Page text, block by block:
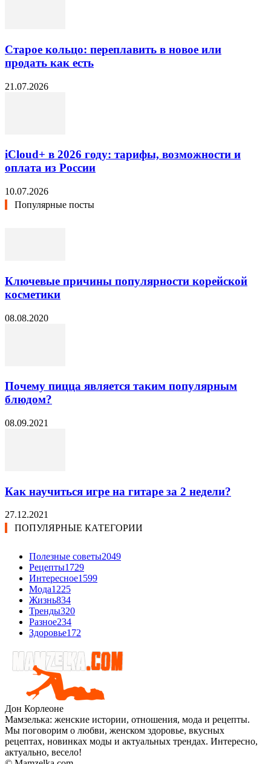
Старое кольцо: переплавить в новое или
продать как есть
21.07.2026
iCloud+ в 2026 году: тарифы, возможности и
оплата из России
10.07.2026
Популярные посты
Ключевые причины популярности корейской
косметики
08.08.2020
Почему пицца является таким популярным
блюдом?
08.09.2021
Как научиться игре на гитаре за 2 недели?
27.12.2021
ПОПУЛЯРНЫЕ КАТЕГОРИИ
Полезные советы2049
Рецепты1729
Интересное1599
Мода1225
Жизнь834
Тренды320
Разное234
Здоровье172
Дон Корлеоне
Мамзелька: женские истории, отношения, мода и рецепты.
Мы поговорим о любви, женском здоровье, вкусных
рецептах, новинках моды и актуальных трендах. Интересно,
актуально, весело!